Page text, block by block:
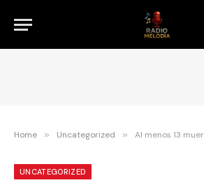
Home » Uncategorized » Al menos 13 muertos al
UNCATEGORIZED